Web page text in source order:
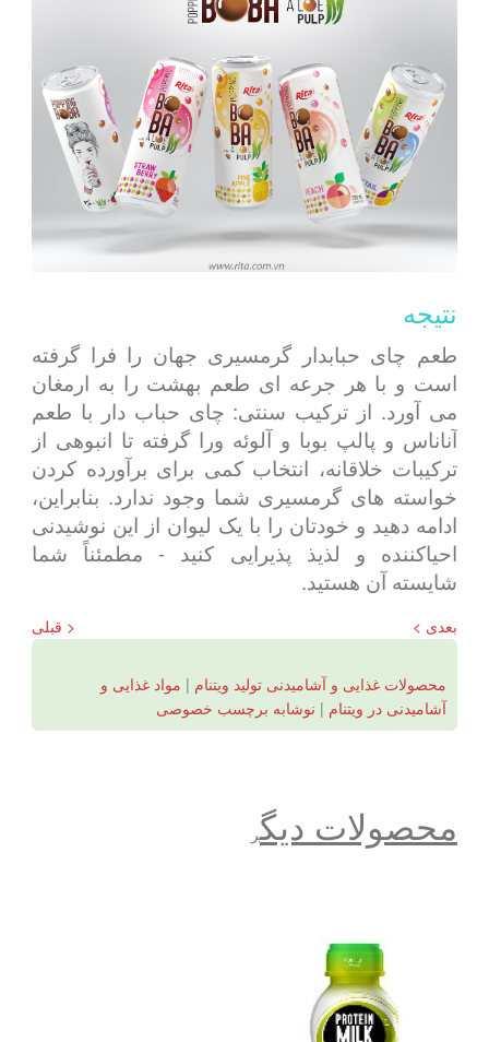
نتیجه
طعم چای حبابدار گرمسیری جهان را فرا گرفته
است و با هر جرعه ای طعم بهشت ​​را به ارمغان
می آورد. از ترکیب سنتی: چای حباب دار با طعم
آناناس و پالپ بوبا و آلوئه ورا گرفته تا انبوهی از
ترکیبات خلاقانه، انتخاب کمی برای برآورده کردن
خواسته های گرمسیری شما وجود ندارد. بنابراین،
ادامه دهید و خودتان را با یک لیوان از این نوشیدنی
احیاکننده و لذیذ پذیرایی کنید - مطمئناً شما
شایسته آن هستید.
< قبلی بعدی >
محصولات غذایی و آشامیدنی تولید ویتنام | مواد غذایی و
آشامیدنی در ویتنام | نوشابه برچسب خصوصی
محصولات دیگر